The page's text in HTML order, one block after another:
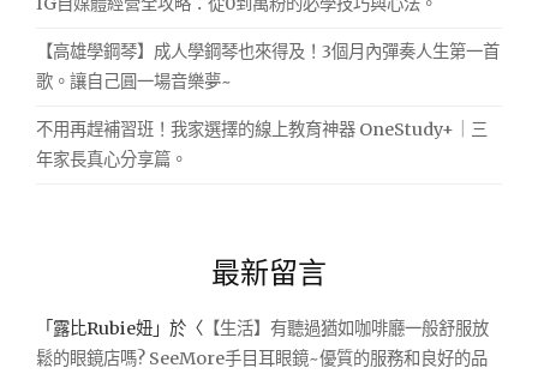
【高雄學鋼琴】成人學鋼琴也來得及！3個月內彈奏人生第一首
歌。讓自己圓一場音樂夢~
不用再趕補習班！我家選擇的線上教育神器 OneStudy+｜三
年家長真心分享篇。
最新留言
「 露比Rubie妞 」於〈 【生活】有聽過猶如咖啡廳一般舒服放
鬆的眼鏡店嗎? SeeMore手目耳眼鏡~優質的服務和良好的品